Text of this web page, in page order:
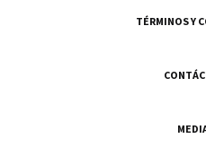
TÉRMINOS Y